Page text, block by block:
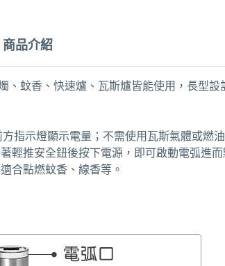
商品介紹
蚊香、快速爐、瓦斯爐皆能使用，長型
指示燈顯示電量；不需使用瓦斯氣體或燃油
輕推安全鈕後按下電源，即可啟動電弧進而
合點燃蚊香、線香等。